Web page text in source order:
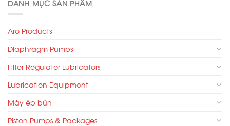
DANH MỤC SẢN PHẨM
Aro Products
Diaphragm Pumps
Filter Regulator Lubricators
Lubrication Equipment
Máy ép bùn
Piston Pumps & Packages